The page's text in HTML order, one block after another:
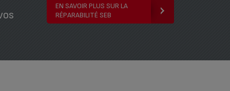
EN SAVOIR PLUS SUR LA
RÉPARABILITÉ SEB